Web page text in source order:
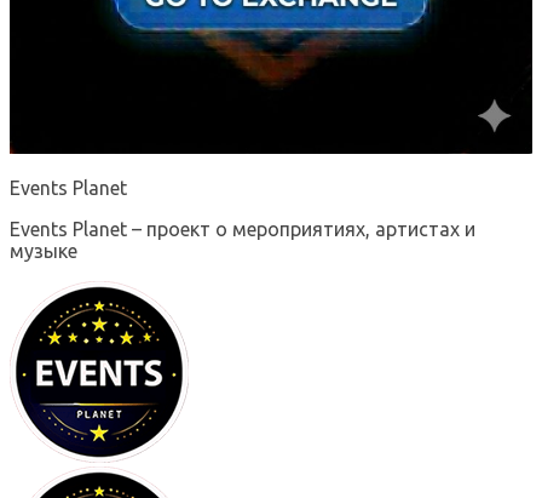
Events Planet
Events Planet – проект о мероприятиях, артистах и
музыке